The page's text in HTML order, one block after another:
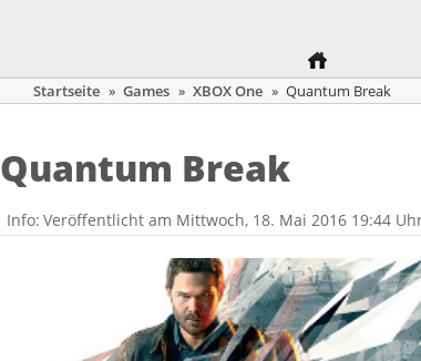
Startseite » Games » XBOX One » Quantum Break
Quantum Break
Info: Veröffentlicht am Mittwoch, 18. Mai 2016 19:44